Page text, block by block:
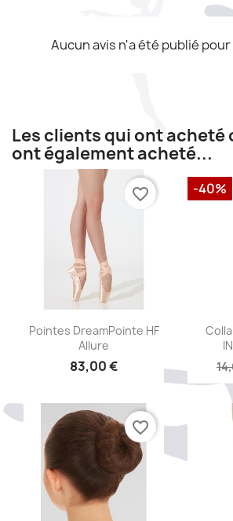
Aucun avis n'a été publié
Les clients qui ont acheté
ont également acheté...
Aperçu rapide
Pointes DreamPointe HF
Allure
83,00 €
favorite_border

-40%
favorite_border